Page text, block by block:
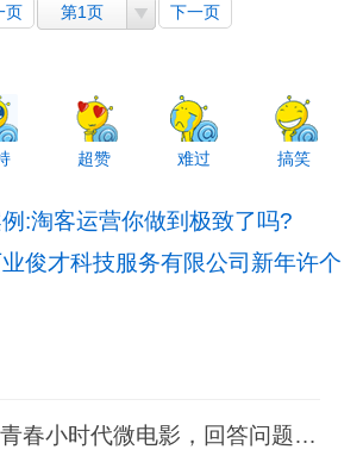
页 第1页 下一页
超赞 难过 搞笑
:淘客运营你做到极致了吗?
俊才科技服务有限公司新年许个
春小时代微电影，回答问题赢iP